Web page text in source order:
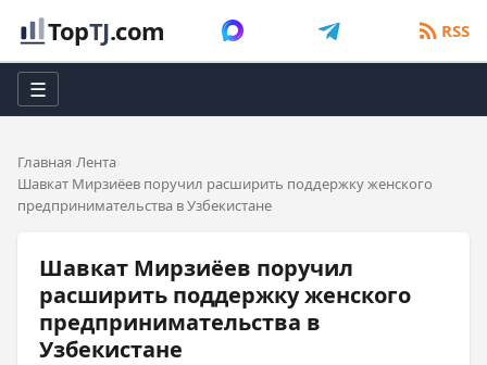
TopTJ.com RSS
☰
Главная Лента
Шавкат Мирзиёев поручил расширить поддержку женского
предпринимательства в Узбекистане
Шавкат Мирзиёев поручил
расширить поддержку женского
предпринимательства в
Узбекистане